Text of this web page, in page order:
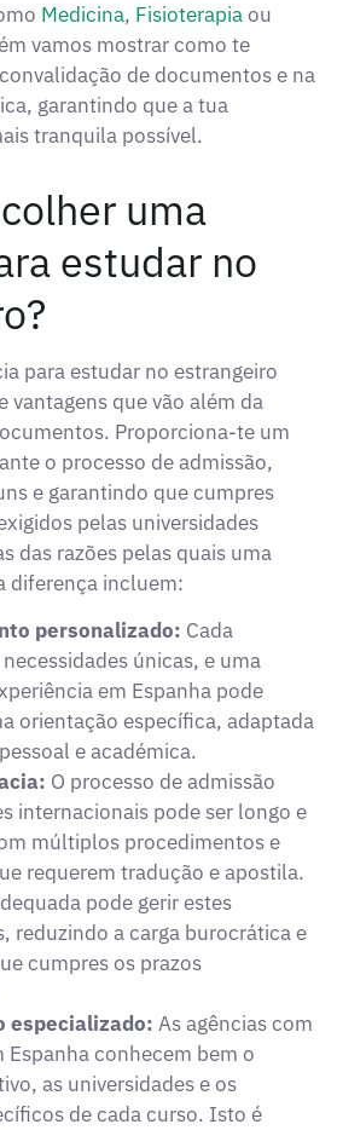
Medicina, Fisioterapiaou
vamos mostrar como te
de documentose na
garantindo que a tua
tranquila possível.
uma
estudar no
para estudar no estrangeiro
vantagens que vão além da
Proporciona-te um
o processo de admissão,
e garantindo que cumpres
pelas universidades
das razões pelas quais uma
diferença incluem:
personalizado: Cada
únicas, e uma
em Espanha pode
orientação específica, adaptada
e académica.
O processo de admissão
internacionais pode ser longo e
múltiplos procedimentos e
requerem tradução e apostila.
pode gerir estes
reduzindo a carga burocrática e
cumpres os prazos
especializado: As agências com
Espanha conhecem bem o
as universidades e os
de cada curso. Isto é